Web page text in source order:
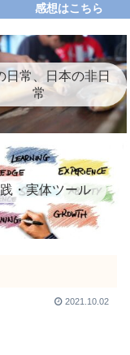
感想はこちら
日常、日本の非日
常
・実体ツール
2021.10.02